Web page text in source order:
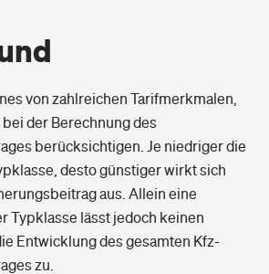
von zahlreichen Tarifmerkmalen,
der Berechnung des
berücksichtigen. Je niedriger die
desto günstiger wirkt sich
aus. Allein eine
Typklasse lässt jedoch keinen
Entwicklung des gesamten Kfz-
zu.